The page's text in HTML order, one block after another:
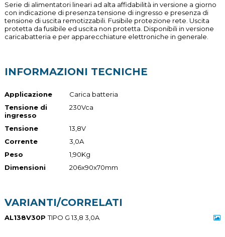
Serie di alimentatori lineari ad alta affidabilità in versione a giorno
con indicazione di presenza tensione di ingresso e presenza di
tensione di uscita remotizzabili. Fusibile protezione rete. Uscita
protetta da fusibile ed uscita non protetta. Disponibili in versione
caricabatteria e per apparecchiature elettroniche in generale.
INFORMAZIONI TECNICHE
Applicazione
Carica batteria
Tensione di
ingresso
230Vca
Tensione
13,8V
Corrente
3,0A
Peso
1,90Kg
Dimensioni
206x90x70mm
VARIANTI/CORRELATI
AL138V30P TIPO G 13,8 3,0A